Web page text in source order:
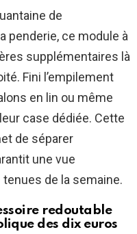
de
penderie, ce module à
supplémentaires là
Fini l’empilement
en lin ou même
case dédiée. Cette
de séparer
une vue
de la semaine.
redoutable
des dix euros